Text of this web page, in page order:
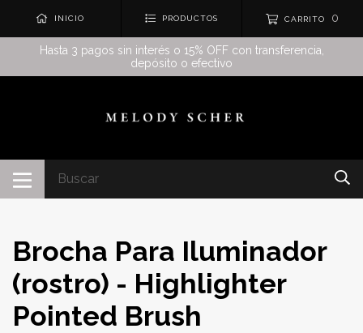
INICIO PRODUCTOS CARRITO 0
Hasta 3 pagos sin interés o 15% OFF con transferencia,
depósito o efectivo
Brocha Para Iluminador
(rostro) - Highlighter
Pointed Brush